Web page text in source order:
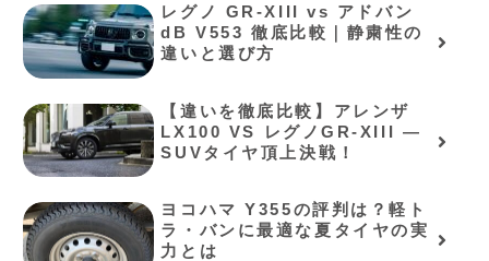
レグノ GR-XIII vs アドバン
dB V553 徹底比較｜静粛性の
違いと選び方
【違いを徹底比較】アレンザ
LX100 VS レグノGR-XIII ―
SUVタイヤ頂上決戦！
ヨコハマ Y355の評判は？軽ト
ラ・バンに最適な夏タイヤの実
力とは